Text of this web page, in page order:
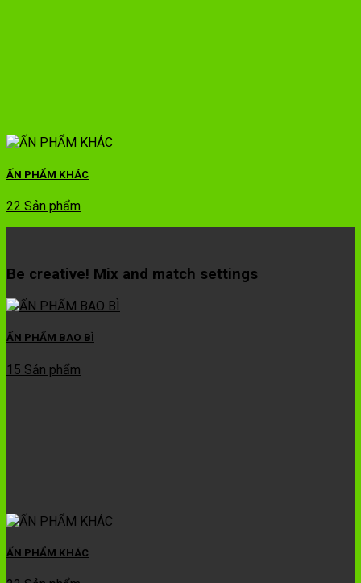
ẤN PHẨM KHÁC
22 Sản phẩm
Be creative! Mix and match settings
ẤN PHẨM BAO BÌ
15 Sản phẩm
ẤN PHẨM KHÁC